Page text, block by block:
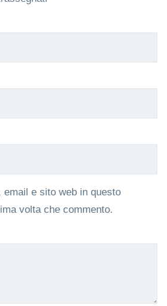
email e sito web in questo
volta che commento.